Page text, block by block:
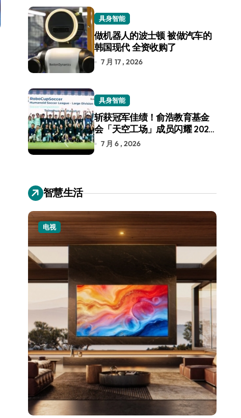
具身智能
做机器人的波士顿 被做汽车的
韩国现代 全资收购了
7 月 17 , 2026
具身智能
斩获冠军佳绩！俞浩教育基金
会「天空工场」成员闪耀 2026
RoboCup 机器人世界杯
7 月 6 , 2026
智慧生活
电视